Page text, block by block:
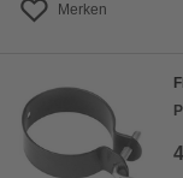
Merken